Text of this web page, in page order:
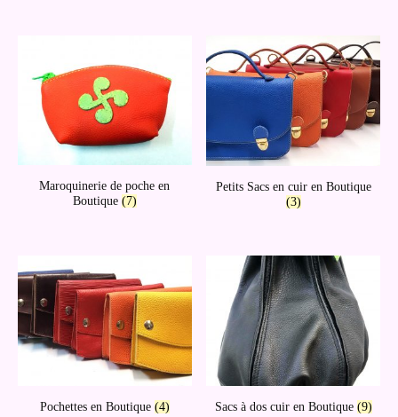
Maroquinerie de poche en
Boutique (7)
Petits Sacs en cuir en Boutique
(3)
Pochettes en Boutique (4) Sacs à dos cuir en Boutique (9)